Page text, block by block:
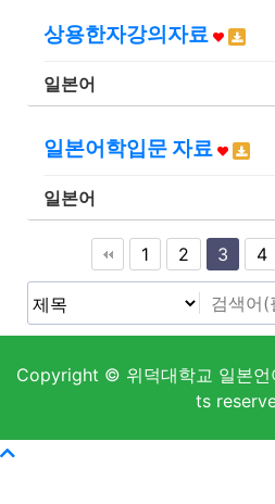
상용한자강의자료
일본어
일본어학입문 자료
일본어
1 2 3 4
Copyright © 위덕대학교 일본
ts